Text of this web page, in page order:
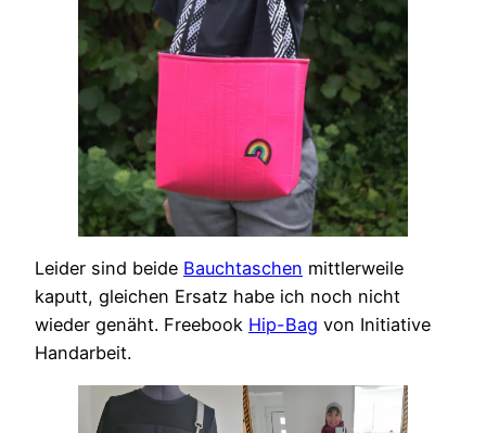
Leider sind beide Bauchtaschen mittlerweile
kaputt, gleichen Ersatz habe ich noch nicht
wieder genäht. Freebook Hip-Bag von Initiative
Handarbeit.